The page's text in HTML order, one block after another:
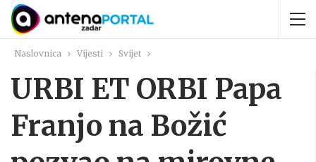
Naslovnica Vijesti Svijet
URBI ET ORBI Papa
Franjo na Božić